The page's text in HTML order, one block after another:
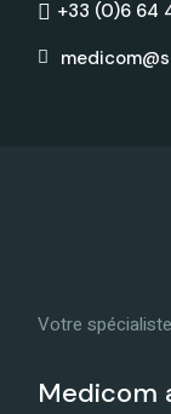
+33 (0)6 64
Votre
Medicom